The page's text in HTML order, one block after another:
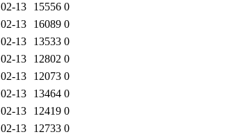
02-13 15556 0
02-13 16089 0
02-13 13533 0
02-13 12802 0
02-13 12073 0
02-13 13464 0
02-13 12419 0
02-13 12733 0